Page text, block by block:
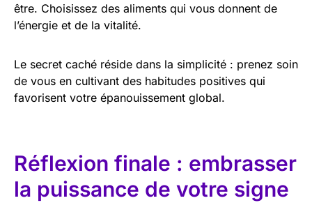
être. Choisissez des aliments qui vous donnent de
l’énergie et de la vitalité.
Le secret caché réside dans la simplicité : prenez soin
de vous en cultivant des habitudes positives qui
favorisent votre épanouissement global.
Réflexion finale : embrasser
la puissance de votre signe